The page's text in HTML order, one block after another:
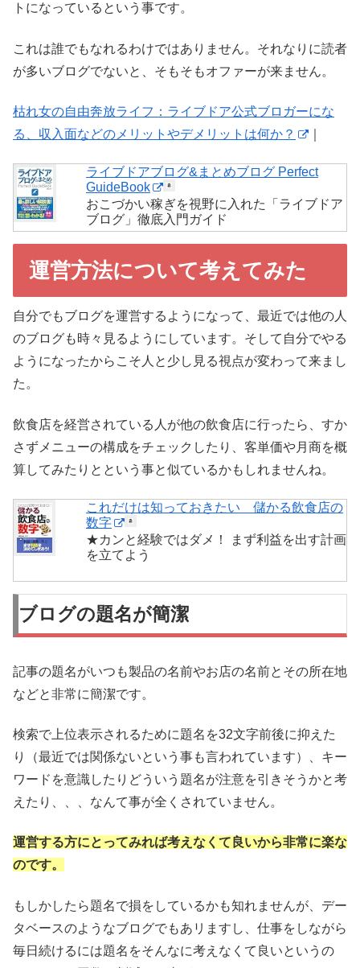
トになっているという事です。
これは誰でもなれるわけではありません。それなりに読者
が多いブログでないと、そもそもオファーが来ません。
枯れ女の自由奔放ライフ：ライブドア公式ブロガーにな
る、収入面などのメリットやデメリットは何か？
ライブドアブログ&まとめブログ Perfect
GuideBook
おこづかい稼ぎを視野に入れた「ライブドア
ブログ」徹底入門ガイド
運営方法について考えてみた
自分でもブログを運営するようになって、最近では他の人
のブログも時々見るようにしています。そして自分でやる
ようになったからこそ人と少し見る視点が変わって来まし
た。
飲食店を経営されている人が他の飲食店に行ったら、すか
さずメニューの構成をチェックしたり、客単価や月商を概
算してみたりとという事と似ているかもしれませんね。
これだけは知っておきたい 儲かる飲食店の
数字
★カンと経験ではダメ！ まず利益を出す計画
を立てよう
ブログの題名が簡潔
記事の題名がいつも製品の名前やお店の名前とその所在地
などと非常に簡潔です。
検索で上位表示されるために題名を32文字前後に抑えた
り（最近では関係ないという事も言われています）、キー
ワードを意識したりどういう題名が注意を引きそうかと考
えたり、、、なんて事が全くされていません。
運営する方にとってみれば考えなくて良いから非常に楽な
のです。
もしかしたら題名で損をしているかも知れませんが、デー
タベースのようなブログでもあリますし、仕事をしながら
毎日続けるには題名をそんなに考えなくて良いというの